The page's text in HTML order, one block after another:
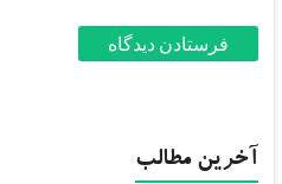
آخرین مطالب